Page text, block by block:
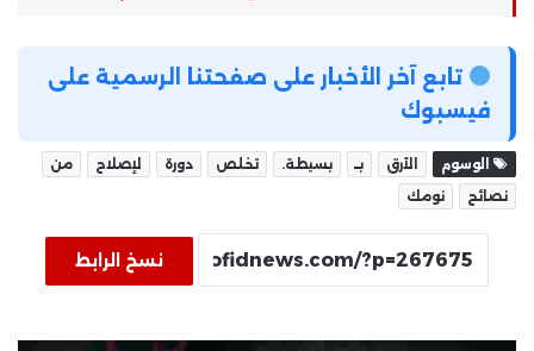
تابع آخر الأخبار على صفحتنا الرسمية على
فيسبوك
الوسوم الأرق بـ بسيطة. تخلص دورة لإصلاح
من
نصائح
نومك
نسخ الرابط